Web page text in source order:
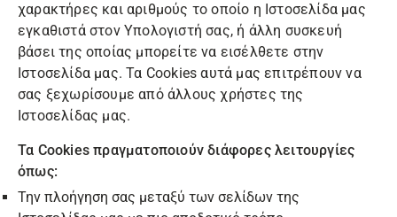
χαρακτήρες και αριθμούς το οποίο η Ιστοσελίδα μας
εγκαθιστά στον Υπολογιστή σας, ή άλλη συσκευή
βάσει της οποίας μπορείτε να εισέλθετε στην
Ιστοσελίδα μας. Τα Cookies αυτά μας επιτρέπουν να
σας ξεχωρίσουμε από άλλους χρήστες της
Ιστοσελίδας μας.
Τα Cookies πραγματοποιούν διάφορες λειτουργίες
όπως:
Την πλοήγηση σας μεταξύ των σελίδων της